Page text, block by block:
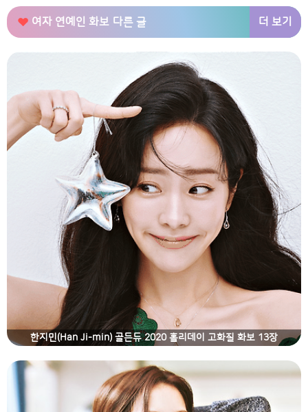
여자 연예인 화보 다른 글 더 보기
한지민(Han Ji-min) 골든듀 2020 홀리데이 고화질 화보 13장